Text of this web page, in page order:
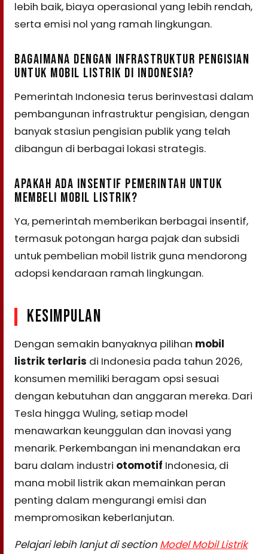
lebih baik, biaya operasional yang lebih rendah,
serta emisi nol yang ramah lingkungan.
BAGAIMANA DENGAN INFRASTRUKTUR PENGISIAN
UNTUK MOBIL LISTRIK DI INDONESIA?
Pemerintah Indonesia terus berinvestasi dalam
pembangunan infrastruktur pengisian, dengan
banyak stasiun pengisian publik yang telah
dibangun di berbagai lokasi strategis.
APAKAH ADA INSENTIF PEMERINTAH UNTUK
MEMBELI MOBIL LISTRIK?
Ya, pemerintah memberikan berbagai insentif,
termasuk potongan harga pajak dan subsidi
untuk pembelian mobil listrik guna mendorong
adopsi kendaraan ramah lingkungan.
KESIMPULAN
Dengan semakin banyaknya pilihan mobil
listrik terlaris di Indonesia pada tahun 2026,
konsumen memiliki beragam opsi sesuai
dengan kebutuhan dan anggaran mereka. Dari
Tesla hingga Wuling, setiap model
menawarkan keunggulan dan inovasi yang
menarik. Perkembangan ini menandakan era
baru dalam industri otomotif Indonesia, di
mana mobil listrik akan memainkan peran
penting dalam mengurangi emisi dan
mempromosikan keberlanjutan.
Pelajari lebih lanjut di section Model Mobil Listrik